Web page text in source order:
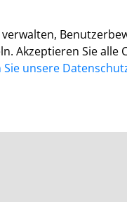
Cookie-Richtlinie
Kontakt
Homepage
Akzeptieren Sie alle
Sie unsere